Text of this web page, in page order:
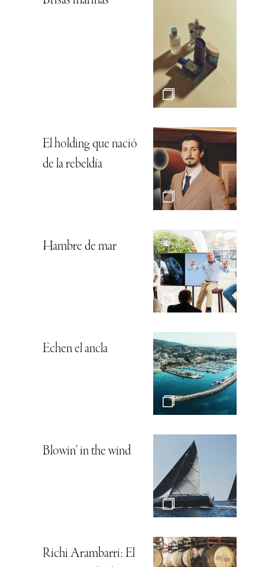
El holding que nació
de la rebeldía
Hambre de mar
Echen el ancla
Blowin’ in the wind
Richi Arambarri: El